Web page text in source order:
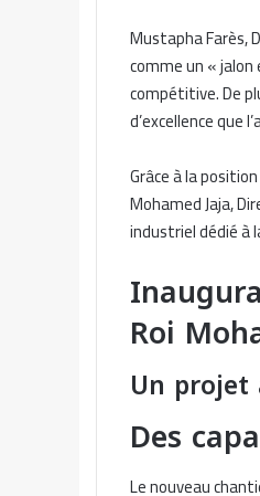
Mustapha Farès,
comme un «
compétitive. De
d’excellence que
Grâce à la
Mohamed Jaja,
industriel dédié à
Roi
Un
Des
Le nouveau